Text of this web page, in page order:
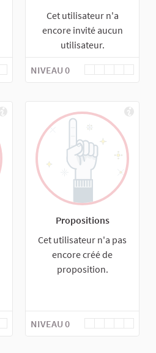
Cet utilisateur n'a
encore invité aucun
utilisateur.
NIVEAU 0
Propositions
Cet utilisateur n'a pas
encore créé de
proposition.
NIVEAU 0